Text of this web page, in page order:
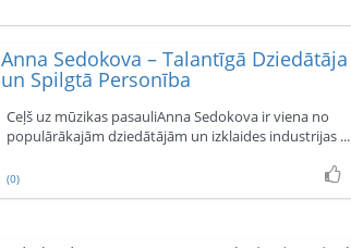
Anna Sedokova – Talantīgā Dziedātāja
un Spilgtā Personība
Ceļš uz mūzikas pasauliAnna Sedokova ir viena no
populārākajām dziedātājām un izklaides industrijas ...
(0)